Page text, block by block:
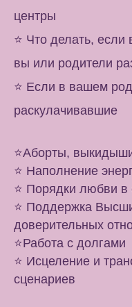
центры
⭐️ Что делать,
вы или родители
⭐️ Если в вашем
раскулачивавшие
⭐️Аборты,
⭐️ Наполнение
⭐️ Порядки любви в
⭐️ Поддержка
доверительных
⭐️Работа с долгами
⭐️ Исцеление и
сценариев